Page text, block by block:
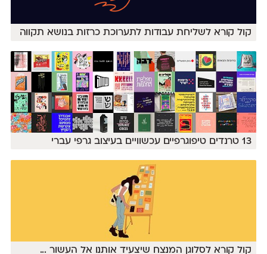
קול קורא לשליחת עבודות לתערוכת כרזות בנושא תקווה
13 טרנדים טיפוגרפיים עכשוויים בעיצוב גרפי עברי
קול קורא לסלוגן המנצח שיצעיד אותנו אל העשור...